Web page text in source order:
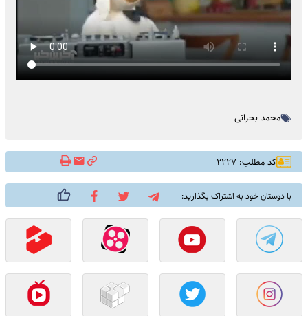
محمد بحرانی
کد مطلب: ۲۲۲۷
با دوستان خود به اشتراک بگذارید: